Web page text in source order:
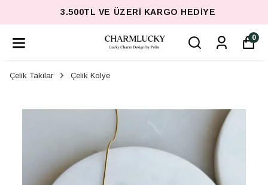
3.500TL VE ÜZERI KARGO HEDIYE
0
Çelik Takılar Çelik Kolye